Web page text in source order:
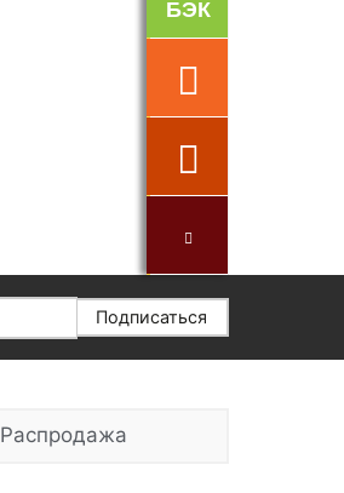
Подписаться
Распродажа